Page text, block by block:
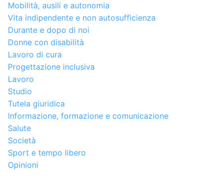
Mobilità, ausili e autonomia
Vita indipendente e non autosufficienza
Durante e dopo di noi
Donne con disabilità
Lavoro di cura
Progettazione inclusiva
Lavoro
Studio
Tutela giuridica
Informazione, formazione e comunicazione
Salute
Società
Sport e tempo libero
Opinioni